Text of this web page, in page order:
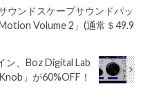
ウンドスケープサウンドパッ
Volume 2」(通常＄49.9
ン、Boz Digital Lab
」が60%OFF！